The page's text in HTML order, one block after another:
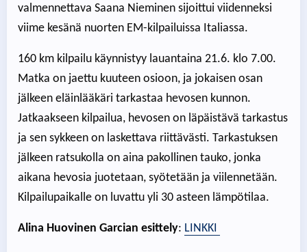
valmennettava Saana Nieminen sijoittui viidenneksi
viime kesänä nuorten EM-kilpailuissa Italiassa.
160 km kilpailu käynnistyy lauantaina 21.6. klo 7.00.
Matka on jaettu kuuteen osioon, ja jokaisen osan
jälkeen eläinlääkäri tarkastaa hevosen kunnon.
Jatkaakseen kilpailua, hevosen on läpäistävä tarkastus
ja sen sykkeen on laskettava riittävästi. Tarkastuksen
jälkeen ratsukolla on aina pakollinen tauko, jonka
aikana hevosia juotetaan, syötetään ja viilennetään.
Kilpailupaikalle on luvattu yli 30 asteen lämpötilaa.
Alina Huovinen Garcian esittely: LINKKI